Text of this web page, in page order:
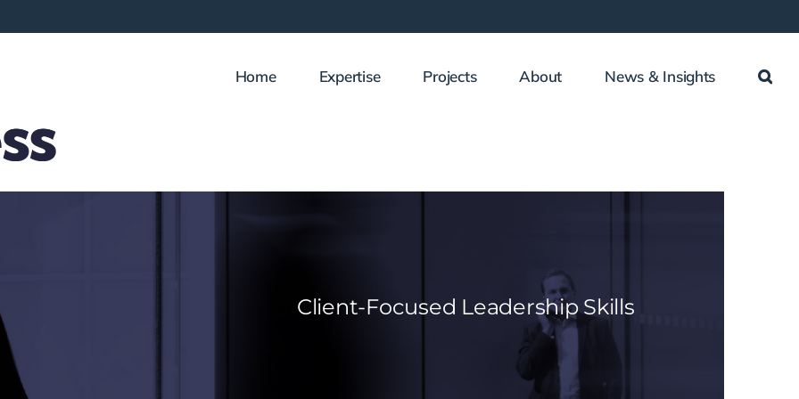
Home Expertise Projects About News & Insights
Client-Focused Leadership Skills